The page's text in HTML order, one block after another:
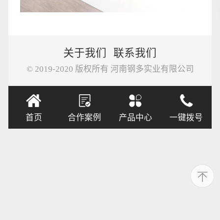
关于我们 联系我们
© 2019-2020 版权所有 河南钢多实业有限公司
首页 合作案例 产品中心 一键拨号